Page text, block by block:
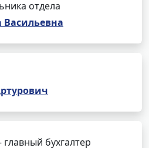
отдела
Васильевна
бухгалтер